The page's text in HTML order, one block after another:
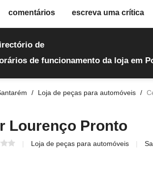
de
de funcionamento da loja em
Loja de peças para automóveis
Lourenço Pronto
Loja de peças para automóveis
comentários escreva uma crítica